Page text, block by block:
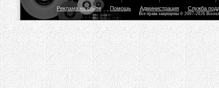
Реклама на сайте Помощь Администрация Служба
Все права защищены © 2007-2026